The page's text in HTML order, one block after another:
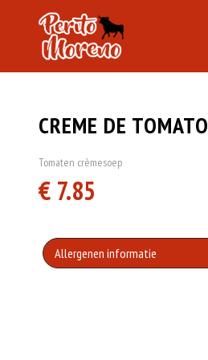
CREME DE TOMATO
Tomaten crèmesoep
€ 7.85
Allergenen informatie